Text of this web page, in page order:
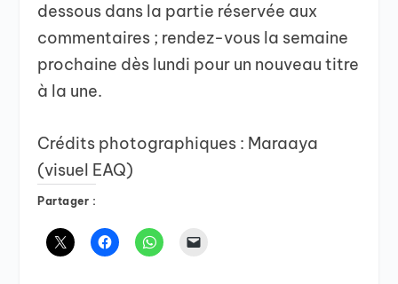
dessous dans la partie réservée aux
commentaires ; rendez-vous la semaine
prochaine dès lundi pour un nouveau titre
à la une.
Crédits photographiques : Maraaya
(visuel EAQ)
Partager :